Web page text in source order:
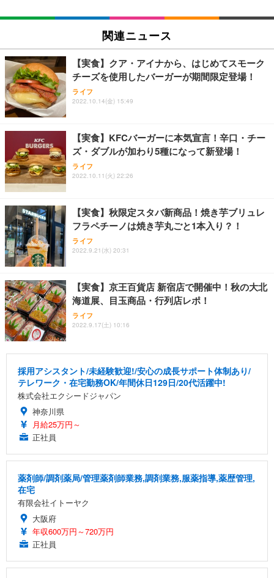
関連ニュース
【実食】クア・アイナから、はじめてスモーク
チーズを使用したバーガーが期間限定登場！
ライフ
2022.10.14(金) 15:49
【実食】KFCバーガーに本気宣言！辛口・チー
ズ・ダブルが加わり5種になって新登場！
ライフ
2022.10.11(火) 22:26
【実食】秋限定スタバ新商品！焼き芋ブリュレ
フラペチーノは焼き芋丸ごと1本入り？！
ライフ
2022.9.21(水) 20:31
【実食】京王百貨店 新宿店で開催中！秋の大北
海道展、目玉商品・行列店レポ！
ライフ
2022.9.17(土) 10:16
採用アシスタント/未経験歓迎!/安心の成長サポート体制あり/
テレワーク・在宅勤務OK/年間休日129日/20代活躍中!
株式会社エクシードジャパン
神奈川県
月給25万円～
正社員
薬剤師/調剤薬局/管理薬剤師業務,調剤業務,服薬指導,薬歴管理,
在宅
有限会社イトーヤク
大阪府
年収600万円～720万円
正社員